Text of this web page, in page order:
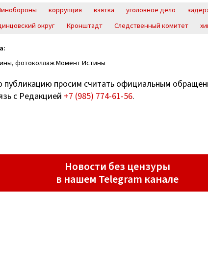
коррупция взятка уголовное дело
округ Кронштадт Следственный комитет
фотоколлаж Момент Истины
просим считать официальным
с Редакцией +7 (985) 774-61-56.
Новости без цензуры
в нашем Telegram канале